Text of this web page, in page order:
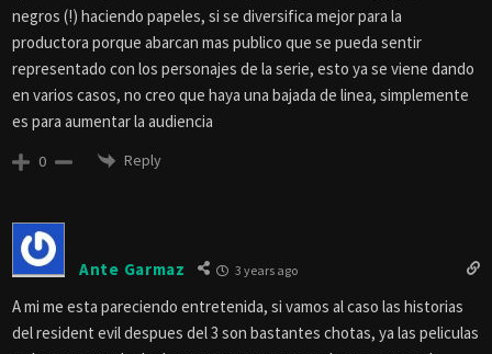
negros (!) haciendo papeles, si se diversifica mejor para la
productora porque abarcan mas publico que se pueda sentir
representado con los personajes de la serie, esto ya se viene dando
en varios casos, no creo que haya una bajada de linea, simplemente
es para aumentar la audiencia
0 Reply
Ante Garmaz 3 years ago
A mi me esta pareciendo entretenida, si vamos al caso las historias
del resident evil despues del 3 son bastantes chotas, ya las peliculas